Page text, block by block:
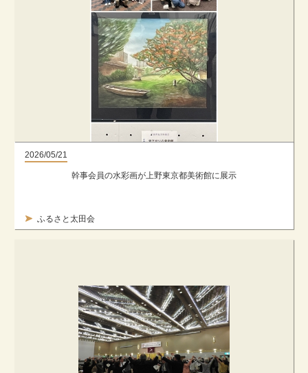
2026/05/21
ふるさと太田会
幹事会員の水彩画が上野東京都美術館に展示